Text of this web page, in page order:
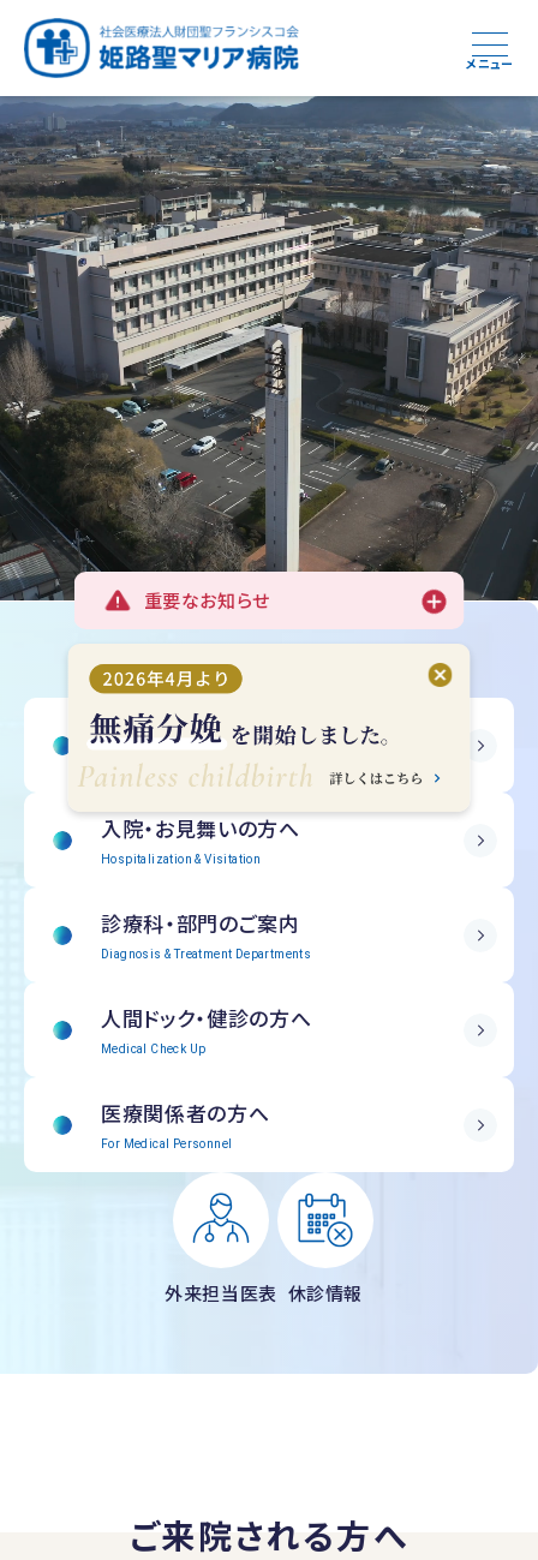
メニュー
健康と安心をあなたに
つなぎ続ける地域医療
周産期から終末期まで
地域を支える医療
急性期から回復期へと
つなぐ医療
学び・育てる医療
重要なお知らせ
受診される方へ
Outpatient Information
入院・お見舞いの方へ
Hospitalization & Visitation
診療科・部門のご案内
Diagnosis & Treatment Departments
人間ドック・健診の方へ
Medical Check Up
医療関係者の方へ
For Medical Personnel
外来担当医表 休診情報
ご来院される方へ